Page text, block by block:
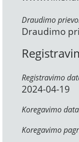
Draudimo
Draudimo
Registravimo
2024-04-19
Koregavimo data
Koregavimo